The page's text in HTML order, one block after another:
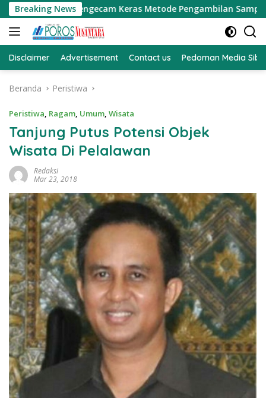
Langsung
ke
konten
Breaking News
SH Mengecam Keras Metode Pengambilan Sampel Air
Disclaimer Advertisement Contact us Pedoman Media
Beranda Peristiwa
Peristiwa, Ragam, Umum, Wisata
Tanjung Putus Potensi Objek
Wisata Di Pelalawan
Redaksi
Mar 23, 2018